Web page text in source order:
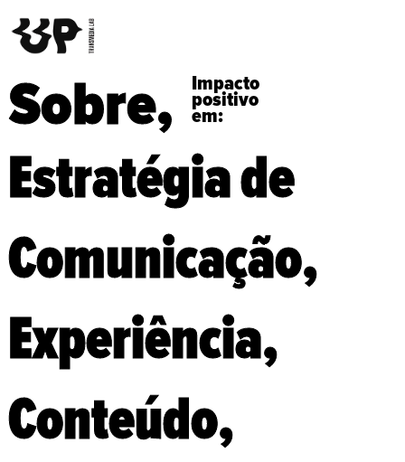
Sobre, Impacto
positivo
em:
Estratégia de
Comunicação,
Experiência,
Conteúdo,